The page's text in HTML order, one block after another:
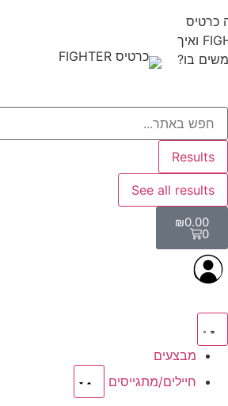
כרטיס
FIGHTER ואיך
בו?
Results
See all results
₪0.00
0
מבצעים
חיילים/מתגייסים